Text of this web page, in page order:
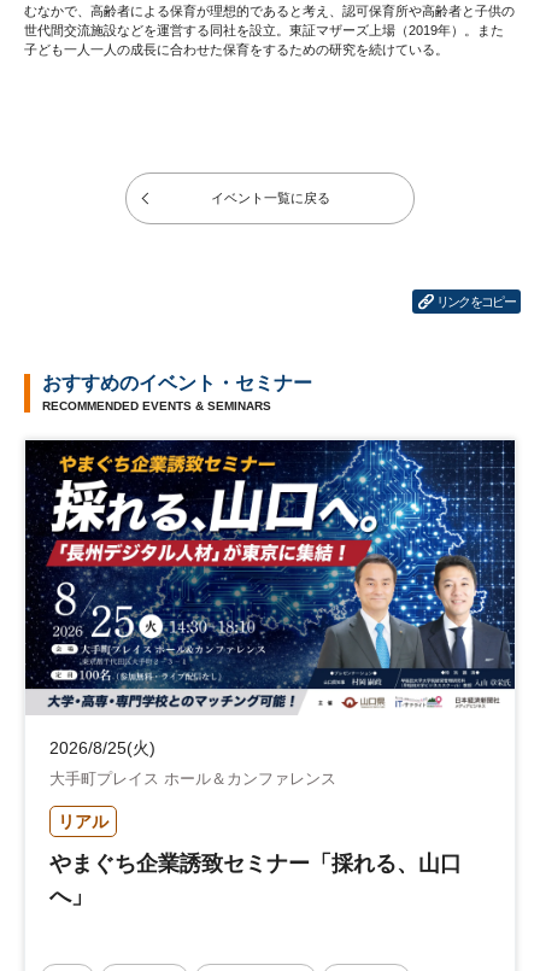
むなかで、高齢者による保育が理想的であると考え、認可保育所や高齢者と子供の
世代間交流施設などを運営する同社を設立。東証マザーズ上場（2019年）。また
子ども一人一人の成長に合わせた保育をするための研究を続けている。
イベント一覧に戻る
リンクをコピー
おすすめのイベント・セミナー
RECOMMENDED EVENTS & SEMINARS
2026/8/25(火)
大手町プレイス ホール＆カンファレンス
リアル
やまぐち企業誘致セミナー「採れる、山口
へ」